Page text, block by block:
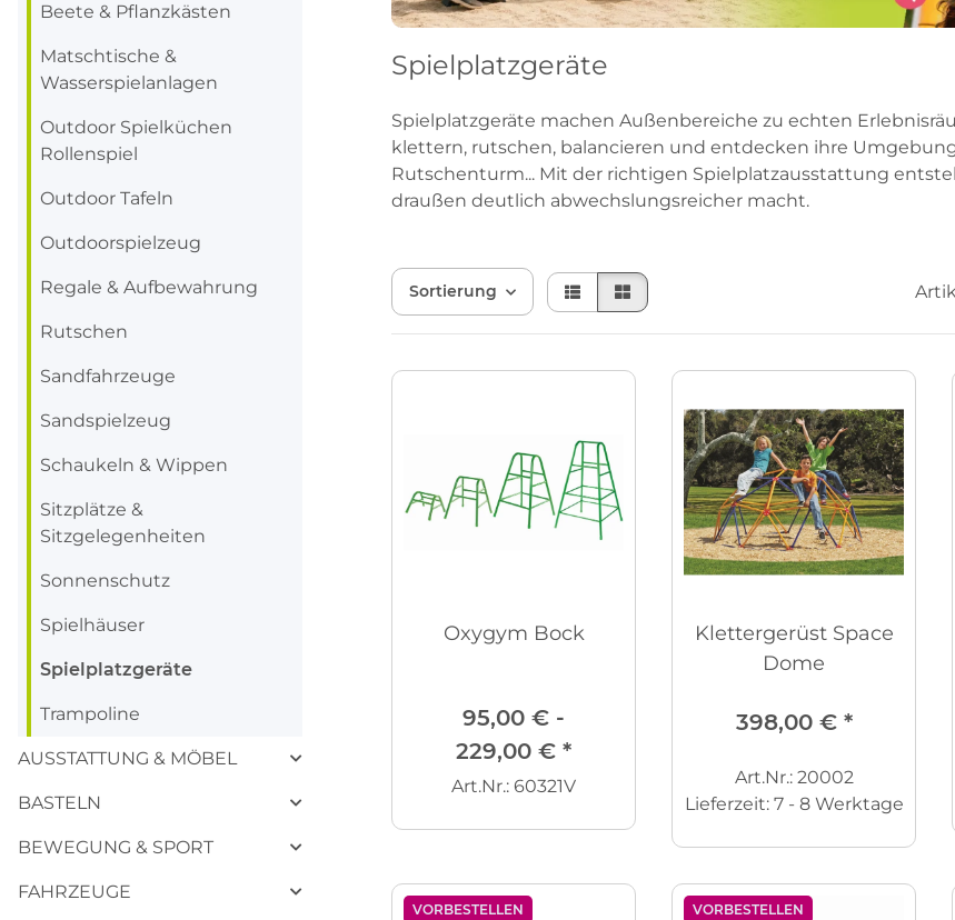
Spielplatzgeräte
Spielplatzgeräte machen Außenbereiche zu echten
klettern, rutschen, balancieren und entdecken ihre
Rutschenturm... Mit der richtigen Spielplatzausstattung
draußen deutlich abwechslungsreicher macht.
Sortierung
Oxygym Bock
95,00 € -
229,00 € *
Art.Nr.: 60321V
Klettergerüst Space
Dome
398,00 € *
Art.Nr.: 20002
Lieferzeit: 7 - 8 Werktage
VORBESTELLEN VORBESTELLEN
Beete & Pflanzkästen
Matschtische &
Wasserspielanlagen
Outdoor Spielküchen
Rollenspiel
Outdoor Tafeln
Outdoorspielzeug
Regale & Aufbewahrung
Rutschen
Sandfahrzeuge
Sandspielzeug
Schaukeln & Wippen
Sitzplätze &
Sitzgelegenheiten
Sonnenschutz
Spielhäuser
Spielplatzgeräte
Trampoline
AUSSTATTUNG & MÖBEL
BASTELN
BEWEGUNG & SPORT
FAHRZEUGE